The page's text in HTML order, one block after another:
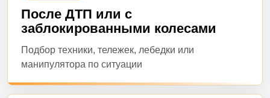
После ДТП или с
заблокированными колесами
Подбор техники, тележек, лебедки или
манипулятора по ситуации